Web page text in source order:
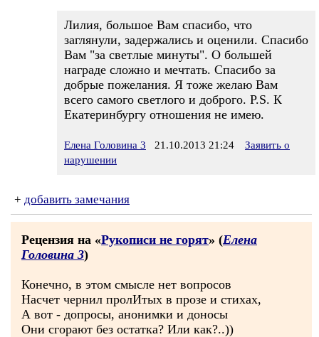
Лилия, большое Вам спасибо, что
заглянули, задержались и оценили. Спасибо
Вам "за светлые минуты". О большей
награде сложно и мечтать. Спасибо за
добрые пожелания. Я тоже желаю Вам
всего самого светлого и доброго. P.S. К
Екатеринбургу отношения не имею.
Елена Головина 3 21.10.2013 21:24
Заявить о
нарушении
+ добавить замечания
Рецензия на «Рукописи не горят» (Елена
Головина 3)
Конечно, в этом смысле нет вопросов
Насчет чернил пролИтых в прозе и стихах,
А вот - допросы, анонимки и доносы
Они сгорают без остатка? Или как?..))